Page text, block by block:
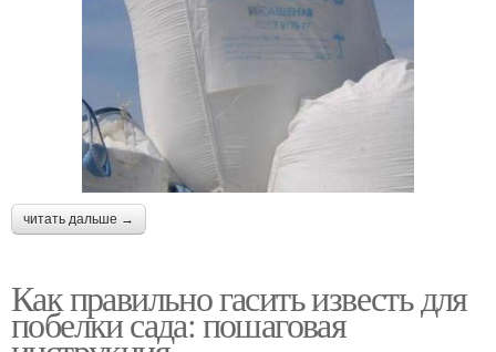
читать дальше →
Как правильно гасить известь для
побелки сада: пошаговая